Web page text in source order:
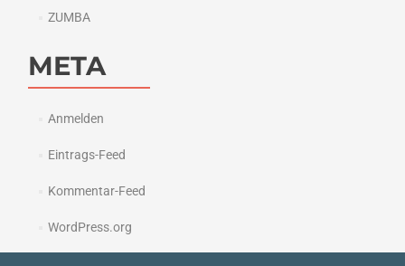
ZUMBA
META
Anmelden
Eintrags-Feed
Kommentar-Feed
WordPress.org